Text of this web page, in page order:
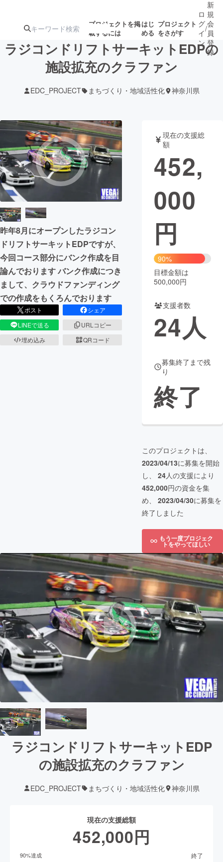
プロジェクトを掲
載するには
はじ
める
プロジェクト
をさがす
ジェクト
ターン
ジェクト
募集終了が近いプ
ロジェクト
もうすぐ公開
されます
アート・写真 音楽
テクノロジー・ガジェット ゲーム・サ
映像・映画
まちづくり・地域活性化
CAMPFIRE for Social Good
CAMPFIRE Creation
CAMPFIREふるさと納税machi-ya コミュニティ
ロ
グ
イ
ン
/
新
規
会
員
登
録
ラジコンドリフトサーキットEDPの
施設拡充のクラファン
EDC_PROJECT まちづくり・地域活性化 神奈川県
昨年8月にオープンしたラジコン
ドリフトサーキットEDPですが、
今回コース部分にバンク作成を目
論んでおります バンク作成につき
まして、クラウドファンディング
での作成をもくろんでおります
ポスト
シェア
LINEで送る
URLコピー
埋め込み
QRコード
現在の支援総
額
452,
000
円
90%
目標金額は
500,000円
支援者数
24人
募集終了まで残
り
終了
このプロジェクトは、
2023/04/13に募集を開始
し、 24人の支援により
452,000円の資金を集
め、 2023/04/30に募集を
終了しました
もう一度プロジェク
トをやってほしい
ラジコンドリフトサーキットEDP
の施設拡充のクラファン
EDC_PROJECT まちづくり・地域活性化 神奈川県
現在の支援総額
452,000円
90%達成 終了